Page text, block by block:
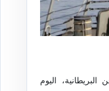
البريطانية، اليوم